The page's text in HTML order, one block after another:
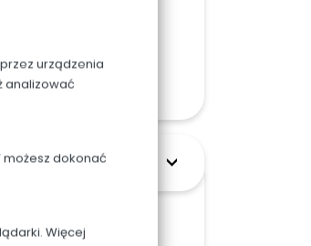
urządzenia
analizować
możesz dokonać
Więcej